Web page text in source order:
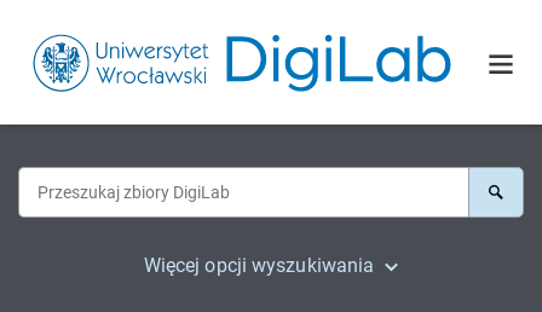
Więcej opcji wyszukiwania